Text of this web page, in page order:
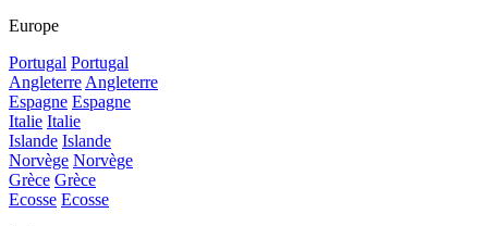
Europe
Portugal Portugal
AngleterreAngleterre
Espagne Espagne
Italie Italie
Islande Islande
Norvège Norvège
Grèce Grèce
Ecosse Ecosse